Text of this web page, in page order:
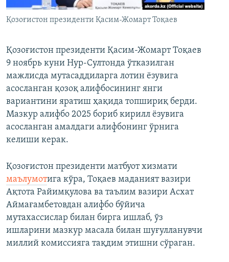
Қозоғистон президенти Қасим-Жомарт Тоқаев
Қозоғистон президенти Қасим-Жомарт Тоқаев
9 ноябрь куни Нур-Султонда ўтказилган
мажлисда мутасаддиларга лотин ёзувига
асосланган қозоқ алифбосининг янги
вариантини яратиш ҳақида топшириқ берди.
Мазкур алифбо 2025 бориб кирилл ёзувига
асосланган амалдаги алифбонинг ўрнига
келиши керак.
Қозоғистон президенти матбуот хизмати
маълумотига кўра, Тоқаев маданият вазири
Ақтота Райимқулова ва таълим вазири Асхат
Аймағамбетовдан алифбо бўйича
мутахассислар билан бирга ишлаб, ўз
ишларини мазкур масала билан шуғулланувчи
миллий комиссияга тақдим этишни сўраган.